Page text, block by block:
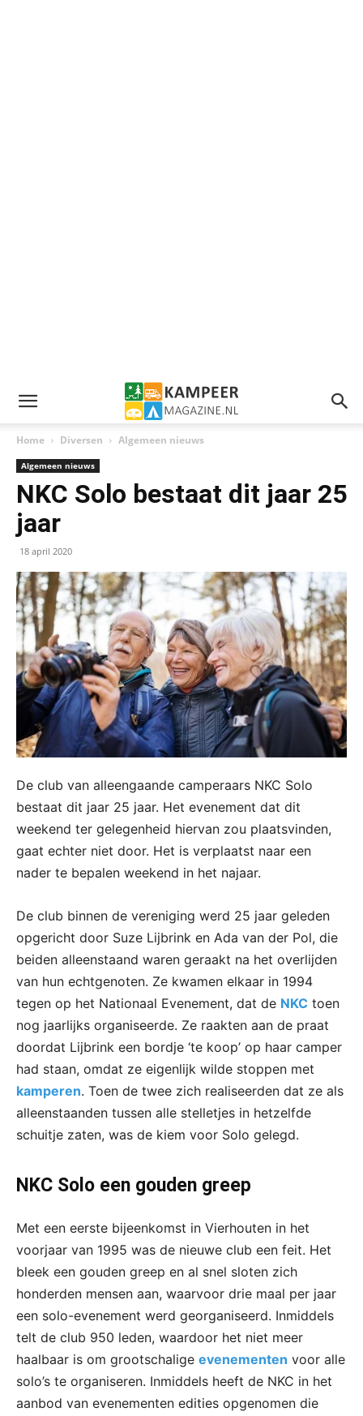
Home Diversen Algemeen nieuws
Algemeen nieuws
NKC Solo bestaat dit jaar 25
jaar
18 april 2020
De club van alleengaande camperaars NKC Solo
bestaat dit jaar 25 jaar. Het evenement dat dit
weekend ter gelegenheid hiervan zou plaatsvinden,
gaat echter niet door. Het is verplaatst naar een
nader te bepalen weekend in het najaar.
De club binnen de vereniging werd 25 jaar geleden
opgericht door Suze Lijbrink en Ada van der Pol, die
beiden alleenstaand waren geraakt na het overlijden
van hun echtgenoten. Ze kwamen elkaar in 1994
tegen op het Nationaal Evenement, dat de NKC toen
nog jaarlijks organiseerde. Ze raakten aan de praat
doordat Lijbrink een bordje ‘te koop’ op haar camper
had staan, omdat ze eigenlijk wilde stoppen met
kamperen. Toen de twee zich realiseerden dat ze als
alleenstaanden tussen alle stelletjes in hetzelfde
schuitje zaten, was de kiem voor Solo gelegd.
NKC Solo een gouden greep
Met een eerste bijeenkomst in Vierhouten in het
voorjaar van 1995 was de nieuwe club een feit. Het
bleek een gouden greep en al snel sloten zich
honderden mensen aan, waarvoor drie maal per jaar
een solo-evenement werd georganiseerd. Inmiddels
telt de club 950 leden, waardoor het niet meer
haalbaar is om grootschalige evenementen voor alle
solo’s te organiseren. Inmiddels heeft de NKC in het
aanbod van evenementen edities opgenomen die